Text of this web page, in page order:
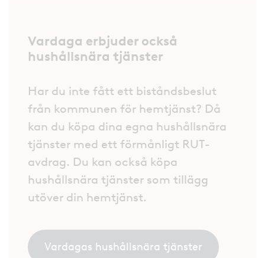
Vardaga erbjuder också
hushållsnära tjänster
Har du inte fått ett biståndsbeslut
från kommunen för hemtjänst? Då
kan du köpa dina egna hushållsnära
tjänster med ett förmånligt RUT-
avdrag. Du kan också köpa
hushållsnära tjänster som tillägg
utöver din hemtjänst.
Vardagas hushållsnära tjänster